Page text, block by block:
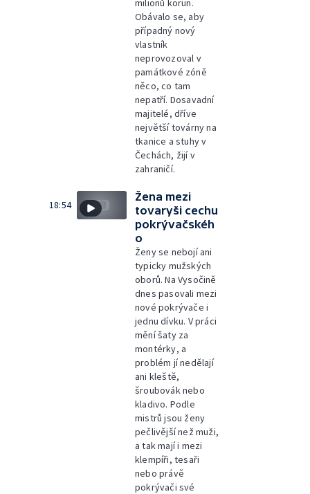
milionů korun.
Obávalo se, aby
případný nový
vlastník
neprovozoval v
památkové zóně
něco, co tam
nepatří. Dosavadní
majitelé, dříve
největší továrny na
tkanice a stuhy v
Čechách, žijí v
zahraničí.
18:54
Žena mezi
tovaryši cechu
pokrývačskéh
o
Ženy se nebojí ani
typicky mužských
oborů. Na Vysočině
dnes pasovali mezi
nové pokrývače i
jednu dívku. V práci
mění šaty za
montérky, a
problém jí nedělají
ani kleště,
šroubovák nebo
kladivo. Podle
mistrů jsou ženy
pečlivější než muži,
a tak mají i mezi
klempíři, tesaři
nebo právě
pokrývači své